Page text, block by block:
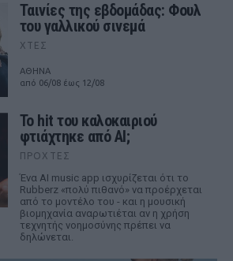
Ταινίες της εβδομάδας: Φουλ
του γαλλικού σινεμά
ΧΤΕΣ
ΑΘΗΝΑ
από 06/08 έως 12/08
Το hit του καλοκαιριού
φτιάχτηκε από AI;
ΠΡΟΧΤΈΣ
Ένα AI music app ισχυρίζεται ότι το
Rubberz «πολύ πιθανό» να προέρχεται
από το μοντέλο του - και η μουσική
βιομηχανία αναρωτιέται αν η χρήση
τεχνητής νοημοσύνης πρέπει να
δηλώνεται.